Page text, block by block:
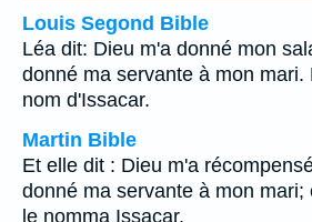
Louis Segond Bible
Léa dit: Dieu m'a donné mon
donné ma servante à mon mari.
nom d'Issacar.
Martin Bible
Et elle dit : Dieu m'a
donné ma servante à mon mari;
le nomma Issacar.